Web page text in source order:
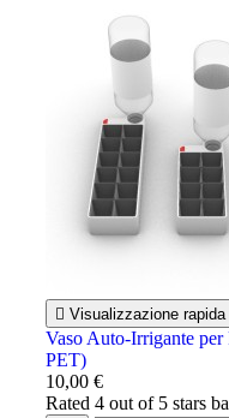
 Visualizzazione rapida
Vaso Auto-Irrigante
PET)
10,00 €
Rated4 out of 5 stars